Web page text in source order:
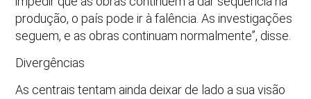
produção, o país pode ir à falência. As investigações
seguem, e as obras continuam normalmente”, disse.
Divergências
As centrais tentam ainda deixar de lado a sua visão